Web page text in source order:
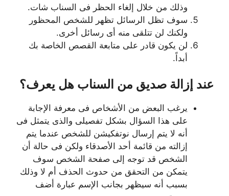
وذلك من خلال إلغاء الحظر فى السناب شات.
سوف تظل الرسائل تظهر للشخص المحظور
ولكنك لن تتلقى منه أى رسائل أخرى.
لن يكون قادر على متابعة القصص الخاصة بك
أبداً.
عند إزالة صديق من السناب هل يعرف؟
يرغب البعض من الأشخاص فى معرفة الإجابة
على هذا السؤال بشكل تفصيلى والذى يتمثل فى
أنه لا يتم إرسال نوتفكيشن للشخص عندما يتم
إزالته من قائمة أحد الأصدقاء ولكن فى حالة أن
الشخص قد توجه إلى صفحة الشخص سوف
يتمكن من التحقق من حدوث الحذف أم لا وذلك
بسبب أنه سيظهر بجانب الإسم عبارة أضف